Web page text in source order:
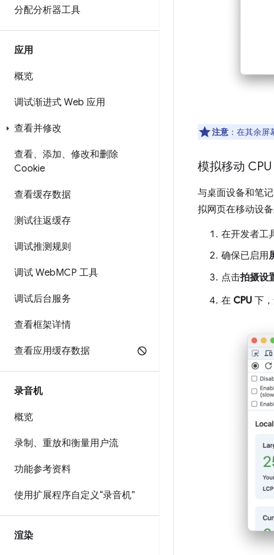
分配分析器工具
应用
概览
调试渐进式 Web 应用
查看并修改
查看、添加、修改和删除
Cookie
查看缓存数据
测试往返缓存
调试推测规则
调试 WebMCP 工具
调试后台服务
查看框架详情
查看应用缓存数据
录音机
概览
录制、重放和衡量用户流
功能参考资料
使用扩展程序自定义“录音机”
渲染
注意 ：在其余
模拟移动 CPU
与桌面设备和笔
拟网页在移动设备
在开发者工
确保已启用
点击拍摄设
在 CPU 下